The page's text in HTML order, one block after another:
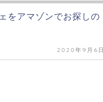
をアマゾンでお探しの
2020年9月6